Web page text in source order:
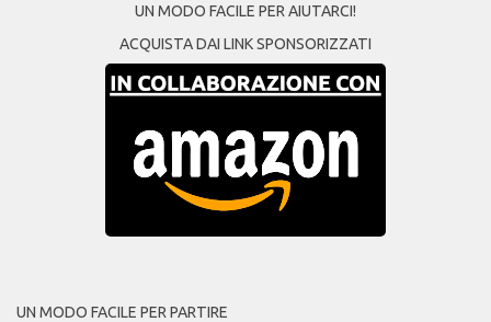
UN MODO FACILE PER AIUTARCI!
ACQUISTA DAI LINK SPONSORIZZATI
UN MODO FACILE PER PARTIRE